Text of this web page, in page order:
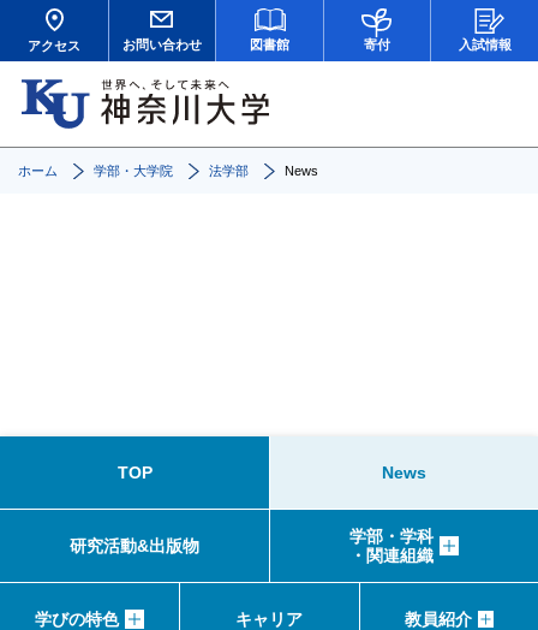
アクセス お問い合わせ 図書館 寄付 入試情報
ホーム 学部・大学院 法学部 News
TOP News
研究活動&出版物
学部・学科
・関連組織
学びの特色 キャリア 教員紹介